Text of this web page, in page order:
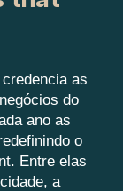
as
do
ano as
o
Entre elas
a